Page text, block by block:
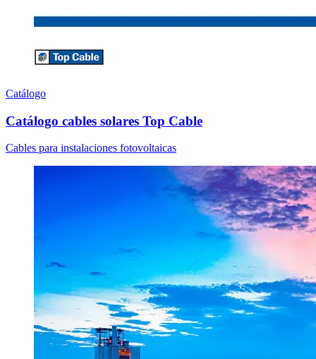
Catálogo
Catálogo cables solares Top Cable
Cables para instalaciones fotovoltaicas